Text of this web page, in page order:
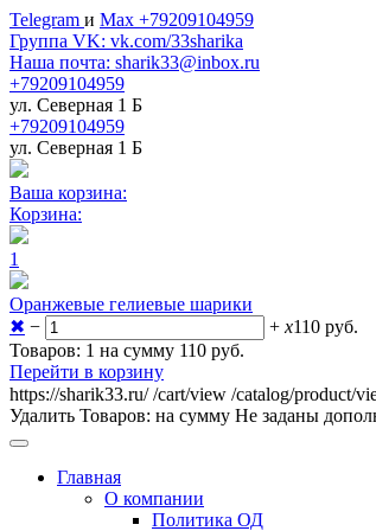
Telegram и Max +79209104959
Группа VK: vk.com/33sharika
Наша почта: sharik33@inbox.ru
+79209104959
ул. Северная 1 Б
+79209104959
ул. Северная 1 Б
Ваша корзина:
Корзина:
1
Оранжевые гелиевые шарики
✖ − + x110 руб.
Товаров: 1 на сумму 110 руб.
Перейти в корзину
https://sharik33.ru/ /cart/view /catalog/product/
Удалить Товаров: на сумму Не заданы
Главная
О компании
Политика ОД